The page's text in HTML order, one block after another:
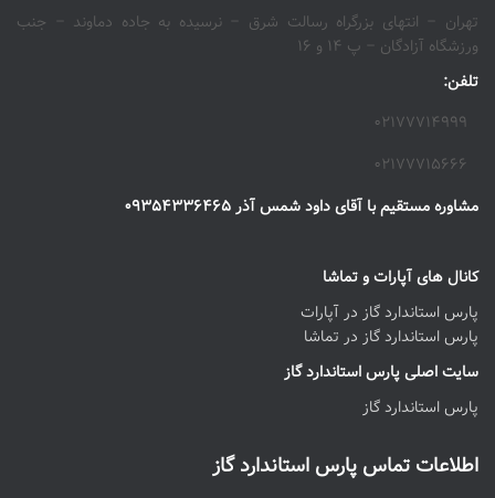
تهران – انتهای بزرگراه رسالت شرق – نرسیده به جاده دماوند – جنب
ورزشگاه آزادگان – پ ۱۴ و ۱۶
تلفن:
۰۲۱۷۷۷۱۴۹۹۹
۰۲۱۷۷۷۱۵۶۶۶
مشاوره مستقیم با آقای داود شمس آذر ۰۹۳۵۴۳۳۶۴۶۵
کانال های آپارات و تماشا
پارس استاندارد گاز در آپارات
پارس استاندارد گاز در تماشا
سایت اصلی پارس استاندارد گاز
پارس استاندارد گاز
اطلاعات تماس پارس استاندارد گاز